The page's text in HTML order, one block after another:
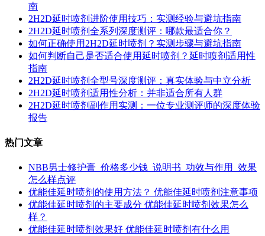
南
2H2D延时喷剂进阶使用技巧：实测经验与避坑指南
2H2D延时喷剂全系列深度测评：哪款最适合你？
如何正确使用2H2D延时喷剂？实测步骤与避坑指南
如何判断自己是否适合使用延时喷剂？延时喷剂适用性
指南
2H2D延时喷剂全型号深度测评：真实体验与中立分析
2H2D延时喷剂适用性分析：并非适合所有人群
2H2D延时喷剂副作用实测：一位专业测评师的深度体验
报告
热门文章
NBB男士修护膏_价格多少钱_说明书_功效与作用_效果
怎么样点评
优能佳延时喷剂的使用方法？ 优能佳延时喷剂注意事项
优能佳延时喷剂的主要成分 优能佳延时喷剂效果怎么
样？
优能佳延时喷剂效果好 优能佳延时喷剂有什么用